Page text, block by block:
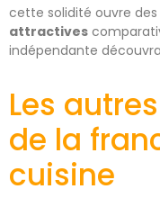
cette solidité ouvre des
attractives
indépendante
Les
de la
cuisine